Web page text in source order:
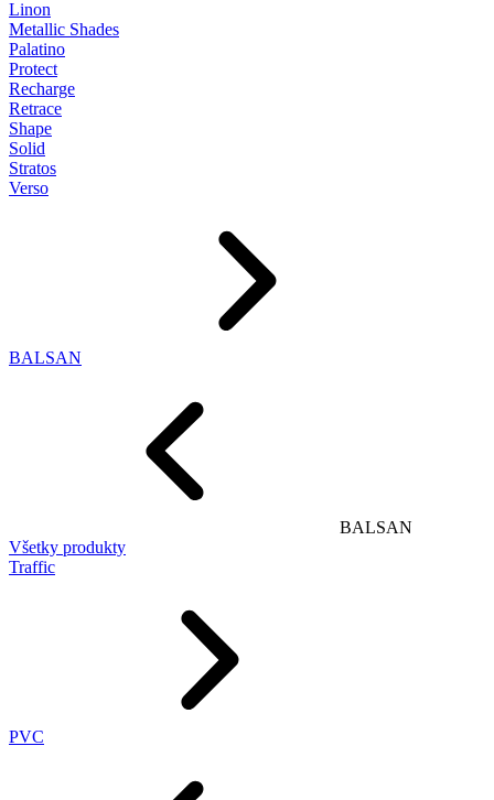
Linon
Metallic Shades
Palatino
Protect
Recharge
Retrace
Shape
Solid
Stratos
Verso
BALSAN
BALSAN
Všetky produkty
Traffic
PVC